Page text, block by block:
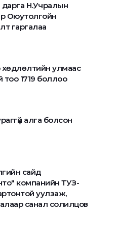
Н.Учралын
Оюутолгойн
гаргалаа
хөдлөлтийн улмаас
тоо 1719 боллоо
алга болсон
сайд
компанийн ТУЗ-
уулзаж,
санал солилцов